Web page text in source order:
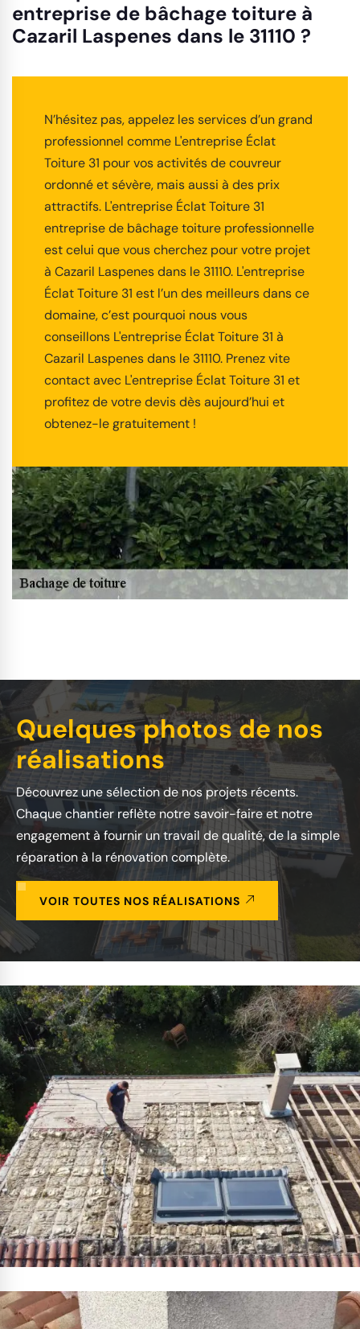
entreprise de bâchage toiture à
Cazaril Laspenes dans le 31110 ?
N’hésitez pas, appelez les services d’un grand
professionnel comme L'entreprise Éclat
Toiture 31 pour vos activités de couvreur
ordonné et sévère, mais aussi à des prix
attractifs. L'entreprise Éclat Toiture 31
entreprise de bâchage toiture professionnelle
est celui que vous cherchez pour votre projet
à Cazaril Laspenes dans le 31110. L'entreprise
Éclat Toiture 31 est l’un des meilleurs dans ce
domaine, c’est pourquoi nous vous
conseillons L'entreprise Éclat Toiture 31 à
Cazaril Laspenes dans le 31110. Prenez vite
contact avec L'entreprise Éclat Toiture 31 et
profitez de votre devis dès aujourd’hui et
obtenez-le gratuitement !
Quelques photos de nos
réalisations
Découvrez une sélection de nos projets récents.
Chaque chantier reflète notre savoir-faire et notre
engagement à fournir un travail de qualité, de la simple
réparation à la rénovation complète.
VOIR TOUTES NOS RÉALISATIONS